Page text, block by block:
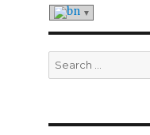
Search
for: